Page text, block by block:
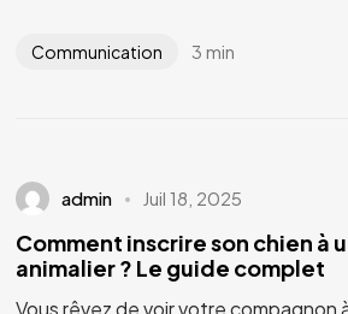
Communication 3 min
admin Juil 18, 2025
Comment inscrire son chien à
animalier ? Le guide complet
Vous rêvez de voir votre compagnon